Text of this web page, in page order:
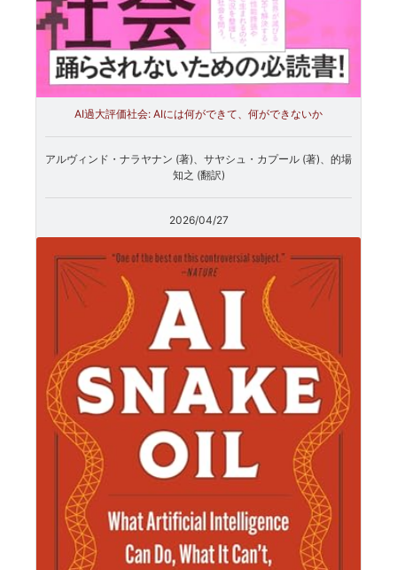
AI過大評価社会: AIには何ができて、何ができないか
アルヴィンド・ナラヤナン (著)、サヤシュ・カプール (著)、的場
知之 (翻訳)
2026/04/27